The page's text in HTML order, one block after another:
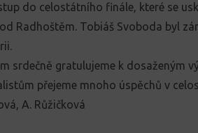
do celostátního finále, které se
Radhoštěm. Tobiáš Svoboda byl
srdečně gratulujeme k dosaženým
přejeme mnoho úspěchů v
A. Růžičková